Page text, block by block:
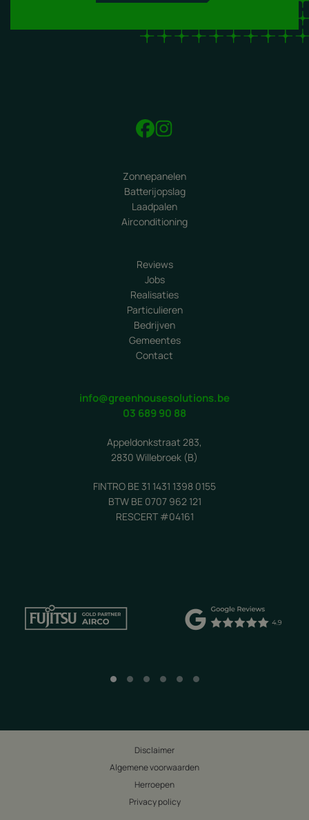
Zonnepanelen
Batterijopslag
Laadpalen
Airconditioning
Reviews
Jobs
Realisaties
Particulieren
Bedrijven
Gemeentes
Contact
info@greenhousesolutions.be
03 689 90 88
Appeldonkstraat 283,
2830 Willebroek (B)
FINTRO BE 31 1431 1398 0155
BTW BE 0707 962 121
RESCERT #04161
Disclaimer
Algemene voorwaarden
Herroepen
Privacy policy